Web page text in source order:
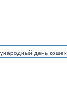
день кошек